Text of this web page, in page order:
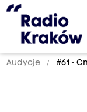
Audycje #61 -